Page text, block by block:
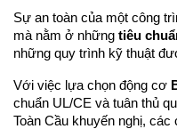
Sự an toàn của một công
mà nằm ở những tiêu
những quy trình kỹ thuật
Với việc lựa chọn động cơ
chuẩn UL/CE và tuân thủ
Toàn Cầu khuyến nghị,